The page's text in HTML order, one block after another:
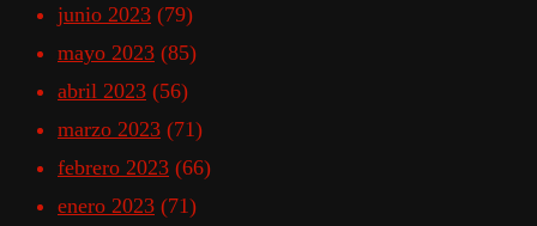
junio 2023 (79)
mayo 2023 (85)
abril 2023 (56)
marzo 2023 (71)
febrero 2023 (66)
enero 2023 (71)